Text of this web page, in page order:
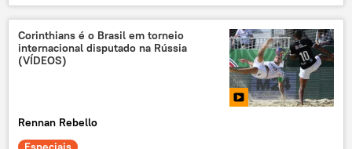
Grécia Antiga
escavação
sítio arqueológico
artefatos
Corinthians é o Brasil em torneio
internacional disputado na Rússia
(VÍDEOS)
Rennan Rebello